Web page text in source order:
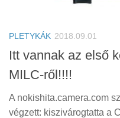
PLETYKÁK 2018.09.01
Itt vannak az első
MILC-ről!!!!
A nokishita.camera.com
végzett: kiszivárogtatta a